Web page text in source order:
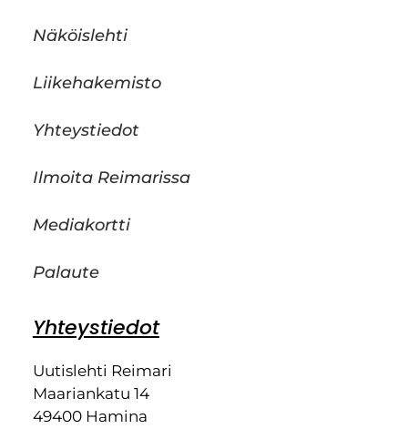
Näköislehti
Liikehakemisto
Yhteystiedot
Ilmoita Reimarissa
Mediakortti
Palaute
Yhteystiedot
Uutislehti Reimari
Maariankatu 14
49400 Hamina